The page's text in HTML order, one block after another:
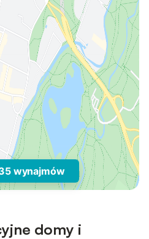
wynajmów
domy i